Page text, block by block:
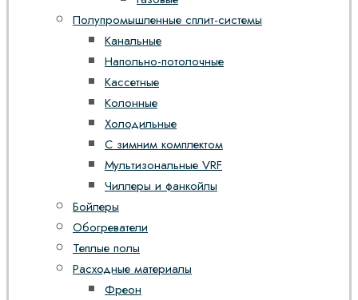
Полупромышленные сплит-системы
Канальные
Напольно-потолочные
Кассетные
Колонные
Холодильные
С зимним комплектом
Мультизональные VRF
Чиллеры и фанкойлы
Бойлеры
Обогреватели
Теплые полы
Расходные материалы
Фреон